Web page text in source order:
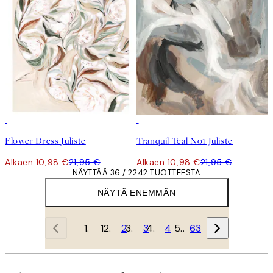
Flower Dress Juliste
Alkaen 10,98 €21,95 €
Tranquil Teal No1 Juliste
Alkaen 10,98 €21,95 €
NÄYTÄ ENEMMÄN
NÄYTTÄÄ 36 / 2242 TUOTTEESTA
1 2 3 4 … 63